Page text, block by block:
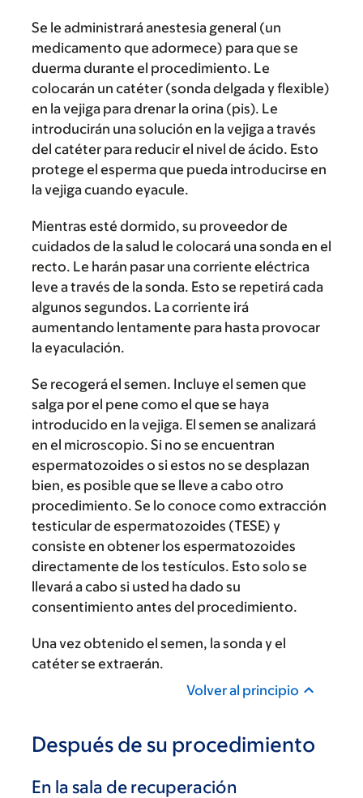
Se le administrará anestesia general (un
medicamento que adormece) para que se
duerma durante el procedimiento. Le
colocarán un catéter (sonda delgada y flexible)
en la vejiga para drenar la orina (pis). Le
introducirán una solución en la vejiga a través
del catéter para reducir el nivel de ácido. Esto
protege el esperma que pueda introducirse en
la vejiga cuando eyacule.
Mientras esté dormido, su proveedor de
cuidados de la salud le colocará una sonda en el
recto. Le harán pasar una corriente eléctrica
leve a través de la sonda. Esto se repetirá cada
algunos segundos. La corriente irá
aumentando lentamente para hasta provocar
la eyaculación.
Se recogerá el semen. Incluye el semen que
salga por el pene como el que se haya
introducido en la vejiga. El semen se analizará
en el microscopio. Si no se encuentran
espermatozoides o si estos no se desplazan
bien, es posible que se lleve a cabo otro
procedimiento. Se lo conoce como extracción
testicular de espermatozoides (TESE) y
consiste en obtener los espermatozoides
directamente de los testículos. Esto solo se
llevará a cabo si usted ha dado su
consentimiento antes del procedimiento.
Una vez obtenido el semen, la sonda y el
catéter se extraerán.
Volver al principio
Después de su procedimiento
En la sala de recuperación